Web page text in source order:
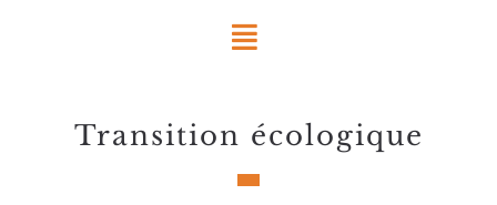
Toggle
Éclairages
transition écologique